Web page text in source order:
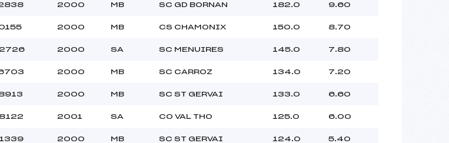
2000 MB SC GD BORNAN 182.0 9.60
2000 MB CS CHAMONIX 150.0 8.70
2000 SA SC MENUIRES 145.0 7.80
2000 MB SC CARROZ 134.0 7.20
2000 MB SC ST GERVAI 133.0 6.60
2001 SA CO VAL THO 125.0 6.00
2000 MB SC ST GERVAI 124.0 5.40